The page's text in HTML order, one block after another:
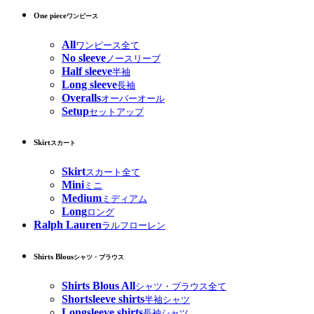
One pieceワンピース
Allワンピース全て
No sleeve ノースリーブ
Half sleeve半袖
Long sleeve長袖
Overallsオーバーオール
Setupセットアップ
Skirtスカート
Skirtスカート全て
Miniミニ
Medium ミディアム
Longロング
Ralph Laurenラルフローレン
Shirts Blousシャツ・ブラウス
Shirts Blous Allシャツ・ブラウス全て
Shortsleeve shirts半袖シャツ